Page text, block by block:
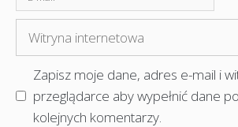
mail
internetowa
Zapisz moje dane, adres e-mail i
przeglądarce aby wypełnić dane
kolejnych komentarzy.